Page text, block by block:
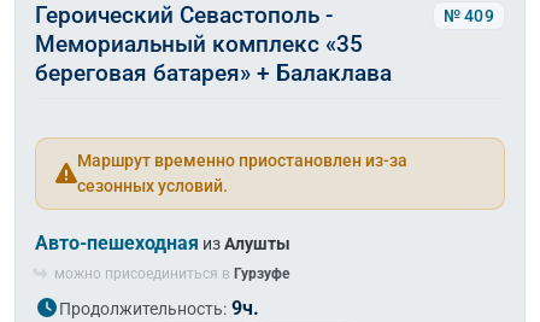
Героический Севастополь -
Мемориальный комплекс «35
береговая батарея» + Балаклава
№ 409
Маршрут временно приостановлен из-за
сезонных условий.
Авто-пешеходная изАлушты
можно присоединиться в Гурзуфе
Продолжительность: 9ч.